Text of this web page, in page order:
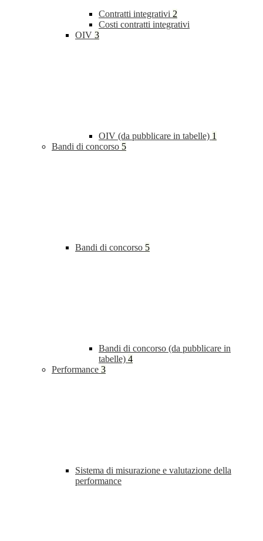
Contratti integrativi 2
Costi contratti integrativi
OIV 3
OIV (da pubblicare in tabelle) 1
Bandi di concorso 5
Bandi di concorso 5
Bandi di concorso (da pubblicare in
tabelle) 4
Performance 3
Sistema di misurazione e valutazione della
performance